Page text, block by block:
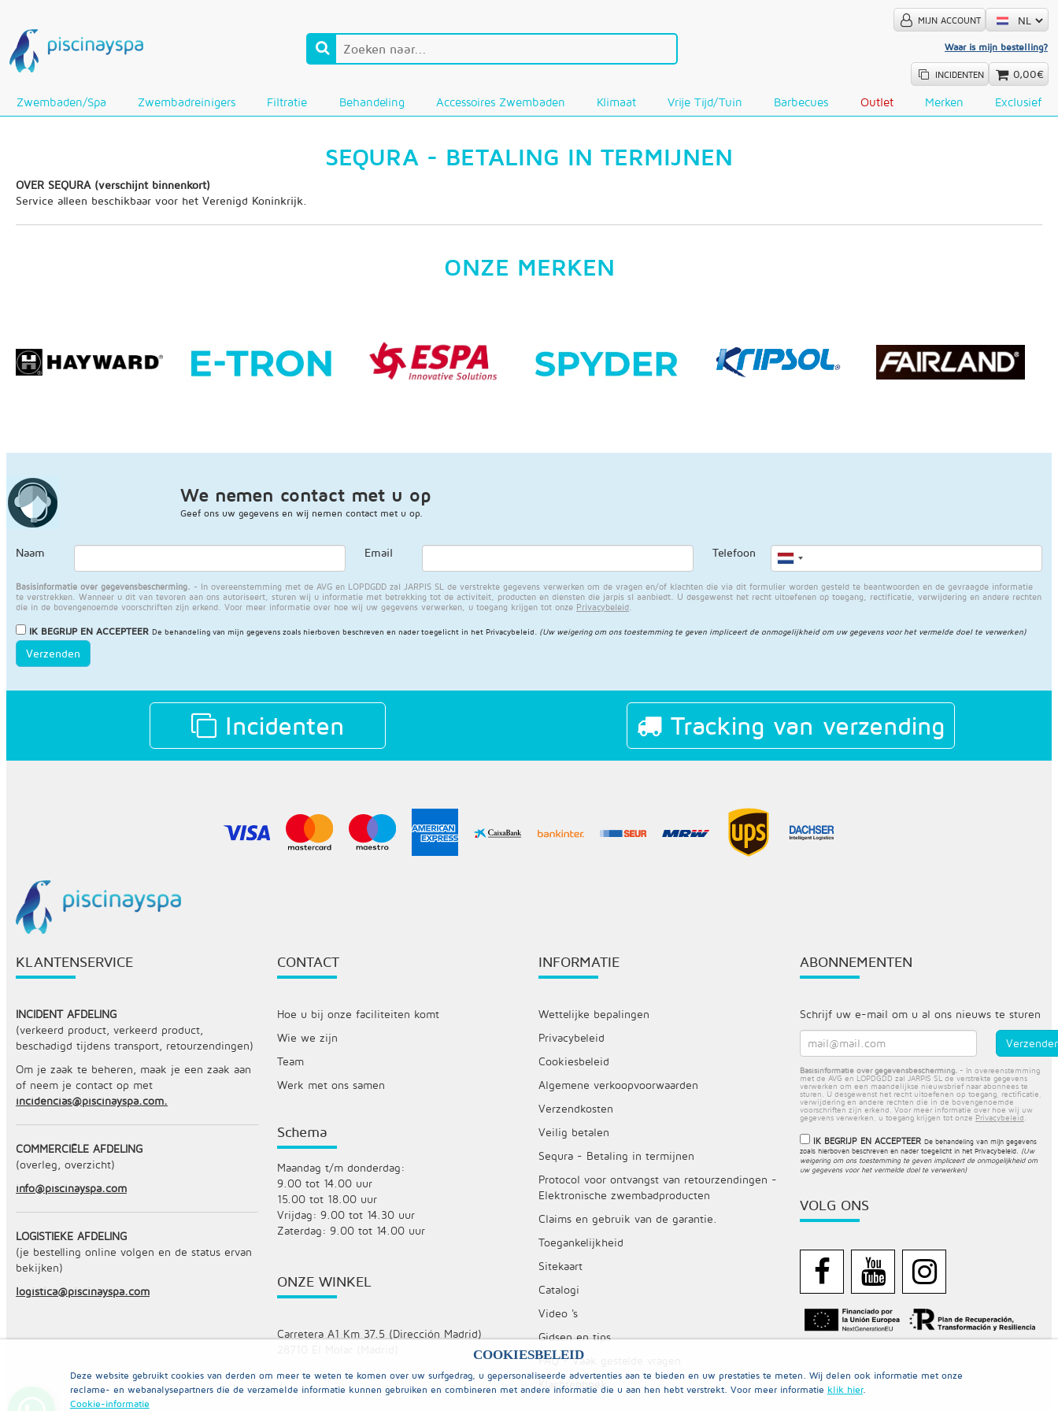
COOKIESBELEID
Deze website gebruikt cookies van derden om meer te weten te komen over uw surfgedrag, u gepersonaliseerde advertenties aan te bieden en uw prestaties te meten. Wij delen ook informatie met onze
reclame- en webanalysepartners die de verzamelde informatie kunnen gebruiken en combineren met andere informatie die u aan hen hebt verstrekt. Voor meer informatie klik hier.
Cookie-informatie
MIJN ACCOUNT
Waar is mijn bestelling?
INCIDENTEN 0,00€
Zwembaden/Spa Zwembadreinigers Filtratie Behandeling Accessoires Zwembaden Klimaat Vrije Tijd/Tuin Barbecues Outlet Merken Exclusief
SEQURA - BETALING IN TERMIJNEN
OVER SEQURA (verschijnt binnenkort)
Service alleen beschikbaar voor het Verenigd Koninkrijk.
ONZE MERKEN
We nemen contact met u op
Geef ons uw gegevens en wij nemen contact met u op.
Naam Email Telefoon
Basisinformatie over gegevensbescherming. - In overeenstemming met de AVG en LOPDGDD zal JARPIS SL de verstrekte gegevens verwerken om de vragen en/of klachten die via dit formulier worden gesteld te beantwoorden en de gevraagde informatie
te verstrekken. Wanneer u dit van tevoren aan ons autoriseert, sturen wij u informatie met betrekking tot de activiteit, producten en diensten die jarpis sl aanbiedt. U desgewenst het recht uitoefenen op toegang, rectificatie, verwijdering en andere rechten
die in de bovengenoemde voorschriften zijn erkend. Voor meer informatie over hoe wij uw gegevens verwerken, u toegang krijgen tot onze Privacybeleid
IK BEGRIJP EN ACCEPTEER De behandeling van mijn gegevens zoals hierboven beschreven en nader toegelicht in het Privacybeleid (Uw weigering om ons toestemming te geven impliceert de onmogelijkheid om uw gegevens voor het vermelde doel te verwerken)
Verzenden
Incidenten Tracking van verzending
KLANTENSERVICE
INCIDENT AFDELING
(verkeerd product, verkeerd product,
beschadigd tijdens transport, retourzendingen)
Om je zaak te beheren, maak je een zaak aan
of neem je contact op met
incidencias@piscinayspa.com.
COMMERCIËLE AFDELING
(overleg, overzicht)
info@piscinayspa.com
LOGISTIEKE AFDELING
(je bestelling online volgen en de status ervan
bekijken)
logistica@piscinayspa.com
CONTACT
Hoe u bij onze faciliteiten komt
Wie we zijn
Team
Werk met ons samen
Schema
Maandag t/m donderdag:
9.00 tot 14.00 uur
15.00 tot 18.00 uur
Vrijdag: 9.00 tot 14.30 uur
Zaterdag: 9.00 tot 14.00 uur
ONZE WINKEL
Carretera A1 Km 37.5 (Dirección Madrid)
INFORMATIE
Wettelijke bepalingen
Privacybeleid
Cookiesbeleid
Algemene verkoopvoorwaarden
Verzendkosten
Veilig betalen
Sequra - Betaling in termijnen
Protocol voor ontvangst van retourzendingen -
Elektronische zwembadproducten
Claims en gebruik van de garantie.
Toegankelijkheid
Sitekaart
Catalogi
Video 's
Gidsen en tips
FAQ - Vaak gestelde vragen
Klachtenboek
ABONNEMENTEN
Schrijf uw e-mail om u al ons nieuws te sturen
Basisinformatie over gegevensbescherming. - In overeenstemming
met de AVG en LOPDGDD zal JARPIS SL de verstrekte gegevens
verwerken om een maandelijkse nieuwsbrief naar abonnees te
sturen. U desgewenst het recht uitoefenen op toegang, rectificatie,
verwijdering en andere rechten die in de bovengenoemde
voorschriften zijn erkend. Voor meer informatie over hoe wij uw
gegevens verwerken, u toegang krijgen tot onze Privacybeleid
IK BEGRIJP EN ACCEPTEER De behandeling van mijn gegevens
zoals hierboven beschreven en nader toegelicht in het Privacybeleid
(Uw
weigering om ons toestemming te geven impliceert de onmogelijkheid om
uw gegevens voor het vermelde doel te verwerken)
VOLG ONS